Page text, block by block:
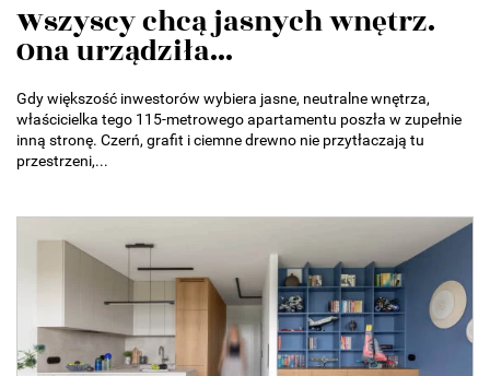
Wszyscy chcą jasnych wnętrz.
Ona urządziła...
Gdy większość inwestorów wybiera jasne, neutralne wnętrza,
właścicielka tego 115-metrowego apartamentu poszła w zupełnie
inną stronę. Czerń, grafit i ciemne drewno nie przytłaczają tu
przestrzeni,...